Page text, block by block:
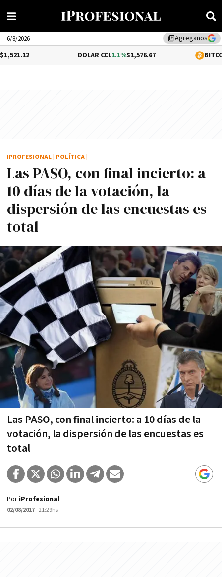
library_addAgreganos
6/8/2026
1.1%$1,576.67 0.26%
Las PASO, con final incierto: a
10 dí­as de la votación, la
dispersión de las encuestas es
total
Las PASO, con final incierto: a 10 dí­as de la
votación, la dispersión de las encuestas es
total
IPROFESIONAL POLÍTICA
Por iProfesional
02/08/2017- 21:29hs